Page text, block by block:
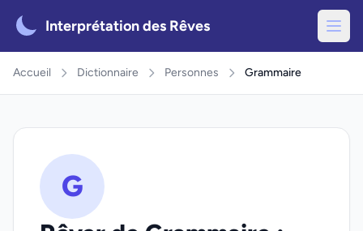
Interprétation des Rêves
Accueil Dictionnaire Personnes Grammaire
G